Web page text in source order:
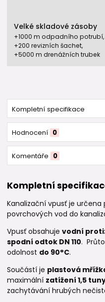
Velké skladové zásoby
+1000 m odpadního potrubí,
+200 revizních šachet,
+5000 m drenážních trubek
Kompletní specifikace
Hodnocení 0
Komentáře 0
Kompletní
Kanalizační vpusť je
povrchových vod do
Vpusť obsahuje vodní
spodní odtok DN 110.
odolnost do 90°C.
Součástí je plastová
maximální zatížení 1,5
zachytávání hrubých